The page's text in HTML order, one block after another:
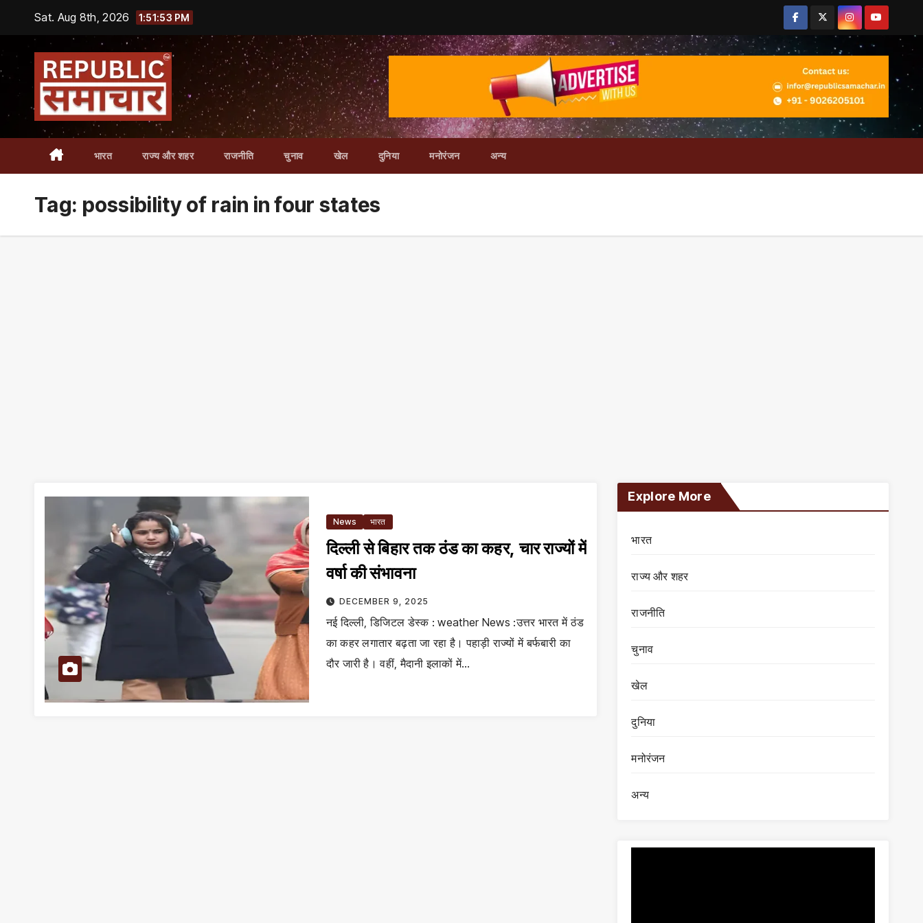
content
Sat. Aug 8th, 2026 1:51:54 PM
भारत राज्य और शहर राजनीति चुनाव खेल दुनिया मनोरंजन अन्य
Tag: possibility of rain in four states
News भारत
दिल्ली से बिहार तक ठंड का कहर, चार राज्यों में
वर्षा की संभावना
DECEMBER 9, 2025
नई दिल्ली, डिजिटल डेस्क : weather News :उत्तर भारत में ठंड
का कहर लगातार बढ़ता जा रहा है। पहाड़ी राज्यों में बर्फबारी का
दौर जारी है। वहीं, मैदानी इलाकों में…
Explore More
भारत
राज्य और शहर
राजनीति
चुनाव
खेल
दुनिया
मनोरंजन
अन्य